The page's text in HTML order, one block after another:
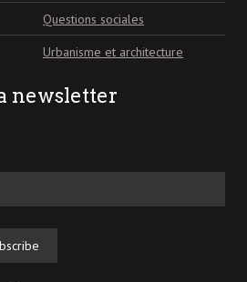
Questions sociales
Urbanisme et architecture
newsletter